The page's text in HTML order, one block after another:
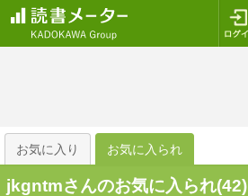
お気に入り お気に入られ
jkgntmさんのお気に入られ(42)